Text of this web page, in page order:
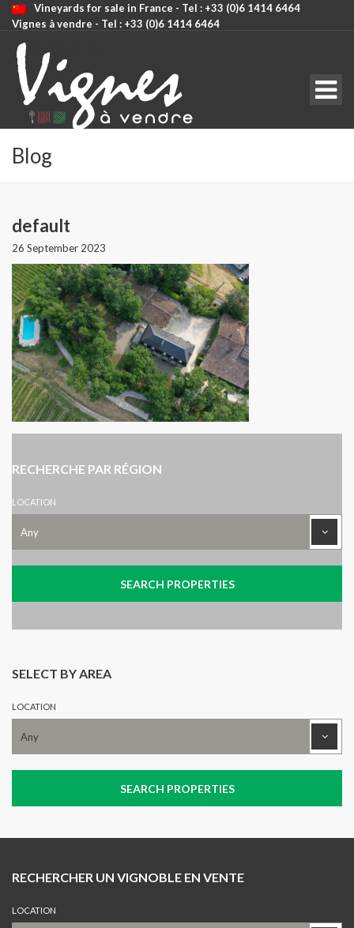
Vineyards for sale in France - Tel : +33 (0)6 1414 6464
Vignes à vendre - Tel : +33 (0)6 1414 6464
CODE: SELECT ALL
Blog
default
26 September 2023
RECHERCHE PAR RÉGION
LOCATION
SELECT BY AREA
LOCATION
RECHERCHER UN VIGNOBLE EN VENTE
LOCATION